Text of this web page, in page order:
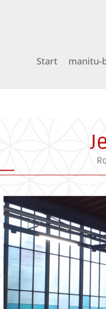
Start manitu-